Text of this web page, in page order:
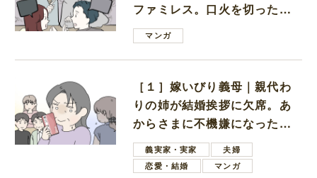
ファミレス。口火を切ったの
は電車好きの男の子ママ
マンガ
［１］嫁いびり義母｜親代わ
りの姉が結婚挨拶に欠席。あ
からさまに不機嫌になった義
母義実家・実家
夫婦
恋愛・結婚
マンガ